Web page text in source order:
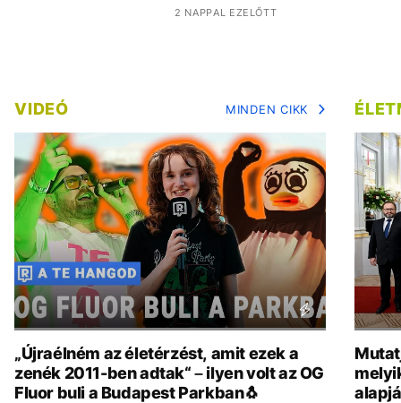
2 NAPPAL EZELŐTT
VIDEÓ MINDEN CIKK
„Újraélném az életérzést, amit ezek a
zenék 2011-ben adtak“ – ilyen volt az OG
Fluor buli a Budapest Parkban🐧